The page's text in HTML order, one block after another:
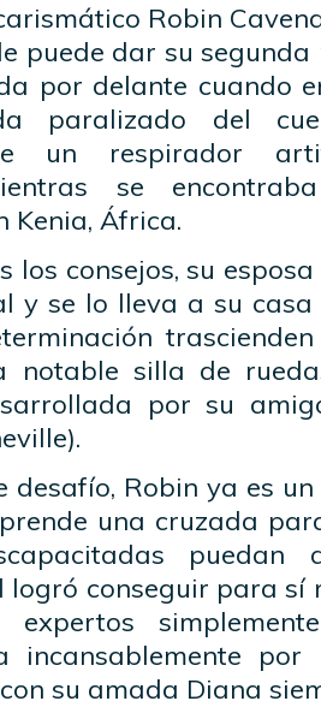
Robin
puede dar su
por delante cuando
paralizado del
un respirador
se
Kenia, África.
los consejos, su
y se lo lleva a su
notable silla de
por su
desafío, Robin ya es
una cruzada
logró conseguir para sí
expertos
incansablemente
su amada Diana